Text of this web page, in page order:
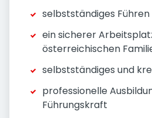
selbstständiges Führen
ein sicherer
österreichischen
selbstständiges und
professionelle
Führungskraft